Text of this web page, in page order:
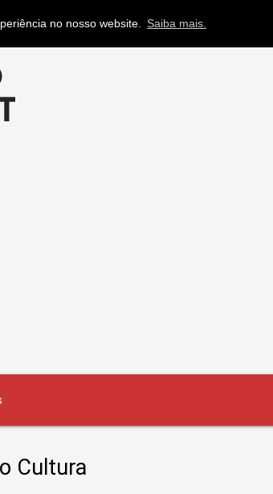
no nosso website. Saiba mais.
Cultura